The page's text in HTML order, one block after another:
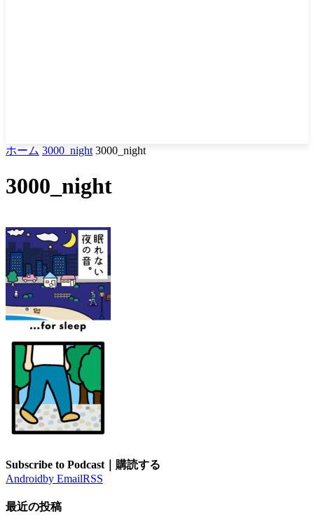
ホーム 3000_night 3000_night
3000_night
Subscribe to Podcast｜購読する
Androidby EmailRSS
最近の投稿